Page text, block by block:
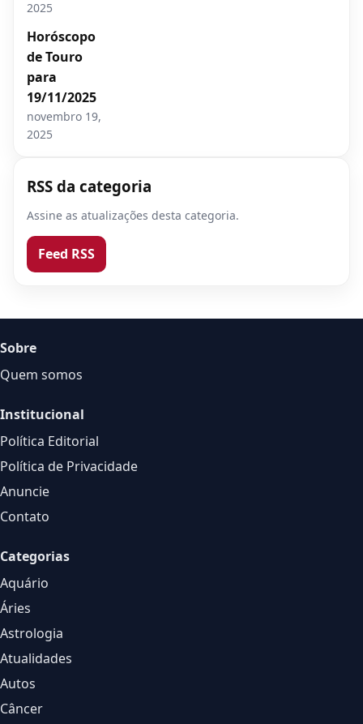
2025
Horóscopo
de Touro
para
19/11/2025
novembro 19,
2025
RSS da categoria
Assine as atualizações desta categoria.
Feed RSS
Sobre
Quem somos
Institucional
Política Editorial
Política de Privacidade
Anuncie
Contato
Categorias
Aquário
Áries
Astrologia
Atualidades
Autos
Câncer